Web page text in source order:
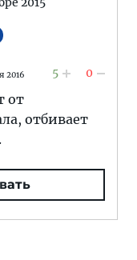
2016 5 0
от
отбивает